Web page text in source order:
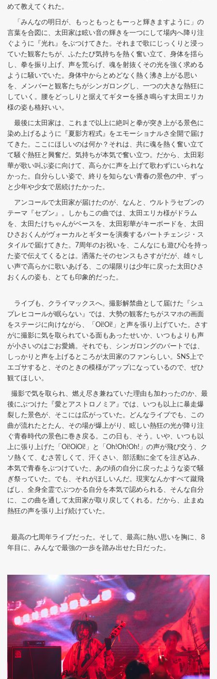
めて教えてくれた。
「みんなの明日が、もっともっともーっと輝きますように」の
言葉を合図に、太田家は眩い音の輝きを一つにして場内へ降り注
ぐように『光れ』をぶつけてきた。それまで歌にじっくりと浸っ
ていた観客たちが、ふたたび気持ちを熱く奮い立て、身体を揺ら
し、拳を振り上げ、声を荒らげ、魂を射抜くその光を強く求める
ように騒いでいた。身体中からとめどなく熱く沸き上がる思い
を、メンバーと観客たちがシンガロングし、一つの大きな熱狂に
していく。腰をどっしりと据えてギターを掻き鳴らす太田エリカ
様の姿も格好いい。
最後に太田家は、これまで以上に絶叫と拳が突き上がる景色に
染め上げるように『夏影方程式』をエモーショナルさ全開で届け
てきた。ここにほしいのは何か？それは、共に魂を熱く奮い立て
て騒ぐ熱狂と興奮だ。気持ちが本気で奮い立つ。だから、太田彩
華が歌い叫ぶ姿に向けて、高らかに声を上げて歌わずにいられな
かった。自分らしい姿で、終りを知らない青春の景色の中、ずっ
と少年や少女で居続けたかった。
アンコールで太田家が届けたのが、なんと、ウルトラセブンの
テーマ『セブン』。しかもこの曲では、太田エリカ様がドラム
を、太田たけちゃんがベースを、太田彩華がキーボードを、太田
ひさおくんがヴォーカルとギターを演奏するパートチェンジ・ス
タイルで届けてきた。7周年のお祝いを、こんなにも遊び心を持っ
た姿で伝えてくるとは。洒落たそのセンスもさすがだが、雄々し
い声で高らかに歌いあげる、この場限りは少年に戻った太田ひさ
おくんの姿も、とても印象的だった。
ライブも、クライマックスへ。撮影解禁曲として届けた『シュ
プレヒコールが眠らない』では、大勢の観客たちがスマホの画面
をステージに向けながら、「Oi!Oi!」と声を張り上げていた。さす
がに撮影に気を取られている面もあったせいか、いつもよりも声
が小さいのはごお愛嬌。それでも、シンガロングのパートでは、
しっかりと声を上げるところが太田家のファンらしい。SNS上で
エゴサすると、そのときの模様がアップになっているので、ぜひ
観てほしい。
撮影で気を取られ、燃え尽き兼ねていた理由も加わったのか、最
後にぶつけた『愛とアストロノミア』では、いつも以上に暴走爆
裂した景色が、そこには広がっていた。どんなライブでも、この
曲が流れたとたん、その場が爆上がり、眩しい熱狂の光が降り注
ぐ青春時代の景色に巻き戻る。この日も、そう。いや、いつも以
上に張り上げた「Oi!OiOi!」と「Oh!Oh!Oh!」の声が飛び交う、ク
ソ熱くて、むさ苦しくて、汗くさい、部活動に全てを注ぎ込み、
本気で青春をぶつけていた、あの頃の自分に戻ったような姿で騒
ぎ祭っていた。でも、それがほしいんだ。現実なんかすべて蹴飛
ばし、全身全霊でぶつかる自分を本気で認められる、そんな自分
に、この曲を通して太田家が取り戻してくれる。だから、止まぬ
熱狂の声を張り上げ続けていた。
最高の七周年ライブだった。そして、最高に熱い思いを胸に、8
年目に、みんなで最強の一歩を踏み出せた日だった。